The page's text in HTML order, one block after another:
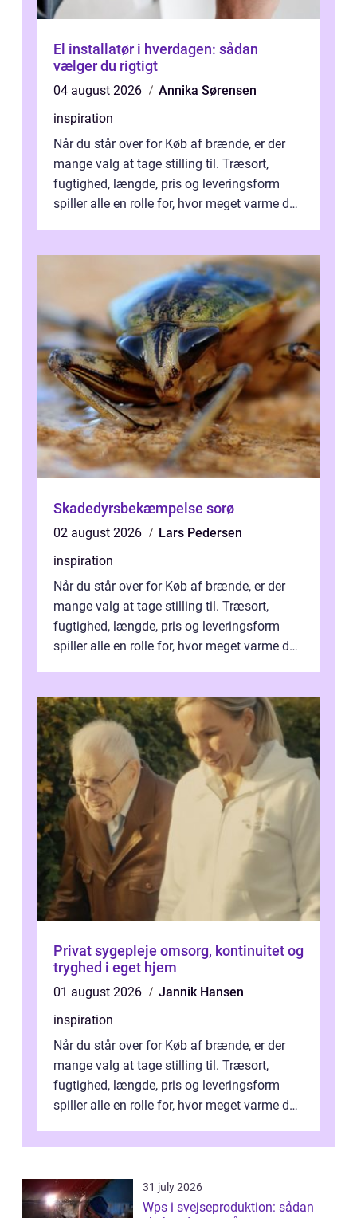
El installatør i hverdagen: sådan
vælger du rigtigt
04 august 2026
Annika Sørensen
inspiration
Når du står over for Køb af brænde, er der
mange valg at tage stilling til. Træsort,
fugtighed, længde, pris og leveringsform
spiller alle en rolle for, hvor meget varme du
Skadedyrsbekæmpelse sorø
02 august 2026
Lars Pedersen
inspiration
Når du står over for Køb af brænde, er der
mange valg at tage stilling til. Træsort,
fugtighed, længde, pris og leveringsform
spiller alle en rolle for, hvor meget varme du
Privat sygepleje omsorg, kontinuitet og
tryghed i eget hjem
01 august 2026
Jannik Hansen
inspiration
Når du står over for Køb af brænde, er der
mange valg at tage stilling til. Træsort,
fugtighed, længde, pris og leveringsform
spiller alle en rolle for, hvor meget varme du
31 july 2026
Wps i svejseproduktion: sådan